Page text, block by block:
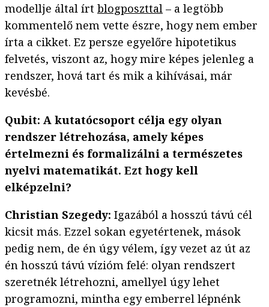
modellje által írt blogposzttal – a legtöbb
kommentelő nem vette észre, hogy nem ember
írta a cikket. Ez persze egyelőre hipotetikus
felvetés, viszont az, hogy mire képes jelenleg a
rendszer, hová tart és mik a kihívásai, már
kevésbé.
Qubit: A kutatócsoport célja egy olyan
rendszer létrehozása, amely képes
értelmezni és formalizálni a természetes
nyelvi matematikát. Ezt hogy kell
elképzelni?
Christian Szegedy: Igazából a hosszú távú cél
kicsit más. Ezzel sokan egyetértenek, mások
pedig nem, de én úgy vélem, így vezet az út az
én hosszú távú vízióm felé: olyan rendszert
szeretnék létrehozni, amellyel úgy lehet
programozni, mintha egy emberrel lépnénk